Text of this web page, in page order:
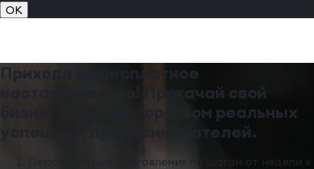
OK
Приходи на бесплатное
наставничество! Прокачай свой
бизнес под кураторством реальных
успешных предпринимателей.
Персональные наставления по шагам от недели к